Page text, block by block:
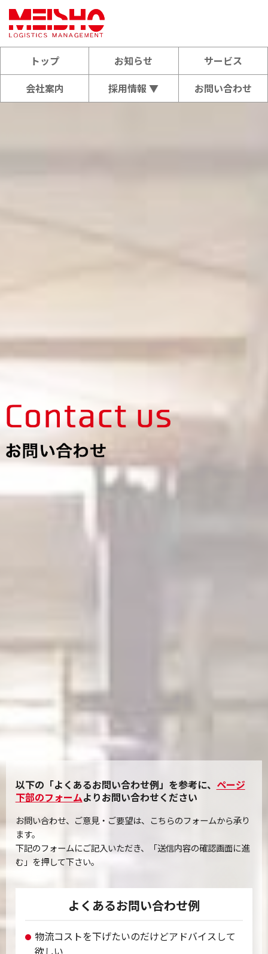
トップ お知らせ サービス
会社案内 採用情報 ▼ お問い合わせ
以下の「よくあるお問い合わせ例」を参考に、ページ
下部のフォームよりお問い合わせください
お問い合わせ、ご意見・ご要望は、こちらのフォームから承り
ます。
下記のフォームにご記入いただき、「送信内容の確認画面に進
む」を押して下さい。
よくあるお問い合わせ例
物流コストを下げたいのだけどアドバイスして
欲しい